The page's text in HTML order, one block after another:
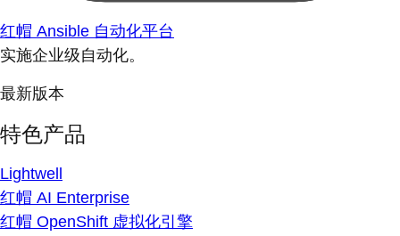
红帽 Ansible 自动化平台
实施企业级自动化。
最新版本
特色产品
Lightwell
红帽 AI Enterprise
红帽 OpenShift 虚拟化引擎